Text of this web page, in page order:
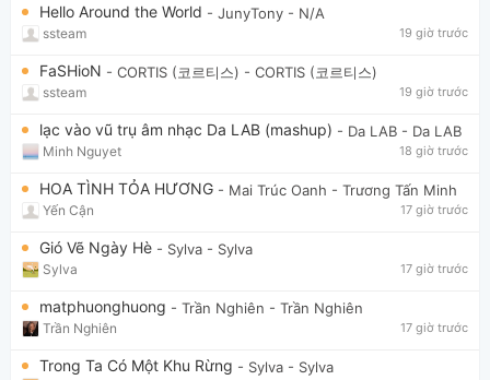
Hello Around the World - JunyTony - N/A
ssteam 19 giờ trước
FaSHioN - CORTIS (코르티스) - CORTIS (코르티스)
ssteam 19 giờ trước
lạc vào vũ trụ âm nhạc Da LAB (mashup) - Da LAB - Da LAB
Minh Nguyet 18 giờ trước
HOA TÌNH TỎA HƯƠNG - Mai Trúc Oanh - Trương Tấn Minh
Yến Cận 17 giờ trước
Gió Vẽ Ngày Hè - Sylva - Sylva
Sylva 17 giờ trước
matphuonghuong - Trần Nghiên - Trần Nghiên
Trần Nghiên 17 giờ trước
Trong Ta Có Một Khu Rừng - Sylva - Sylva